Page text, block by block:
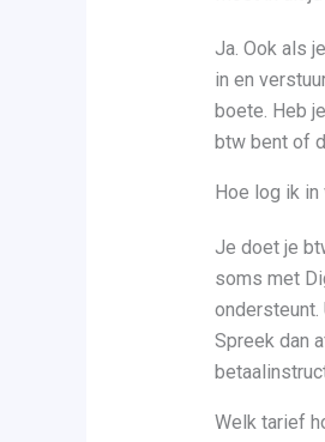
Ja. Ook als
in en
boete. Heb
btw bent of
Hoe log ik in
Je doet je
soms met
Spreek dan
Welk tarief